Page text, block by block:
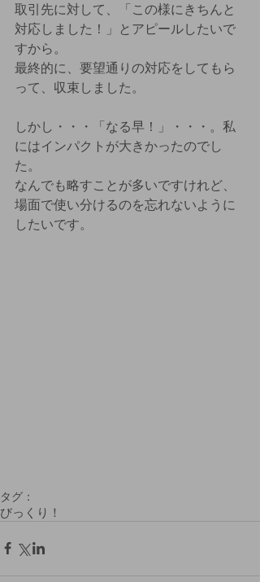
取引先に対して、「この様にきちんと
対応しました！」とアピールしたいで
すから。
最終的に、要望通りの対応をしてもら
って、収束しました。
しかし・・・「なる早！」・・・。私
にはインパクトが大きかったのでし
た。
なんでも略すことが多いですけれど、
場面で使い分けるのを忘れないように
したいです。
タグ：
びっくり！